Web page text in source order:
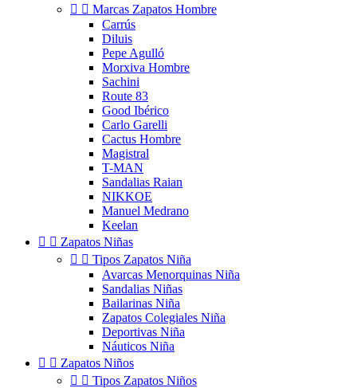
  Marcas Zapatos Hombre
Carrús
Diluis
Pepe Agulló
Morxiva Hombre
Sachini
Route 83
Good Ibérico
Carlo Garelli
Cactus Hombre
Magistral
T-MAN
Sandalias Raian
NIKKOE
Manuel Medrano
Keelan
  Zapatos Niñas
  Tipos Zapatos Niña
Avarcas Menorquinas Niña
Sandalias Niñas
Bailarinas Niña
Zapatos Colegiales Niña
Deportivas Niña
Náuticos Niña
  Zapatos Niños
  Tipos Zapatos Niños